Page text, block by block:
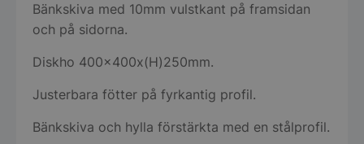
Bänkskiva med 10mm vulstkant på framsidan
och på sidorna.
Diskho 400x400x(H)250mm.
Justerbara fötter på fyrkantig profil.
Bänkskiva och hylla förstärkta med en stålprofil.